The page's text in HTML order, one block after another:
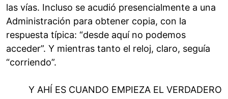
las vías. Incluso se acudió presencialmente a una
Administración para obtener copia, con la
respuesta típica: “desde aquí no podemos
acceder”. Y mientras tanto el reloj, claro, seguía
“corriendo”.
Y AHÍ ES CUANDO EMPIEZA EL VERDADERO